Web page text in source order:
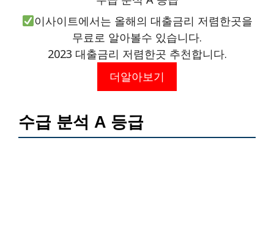
이사이트에서는 올해의 대출금리 저렴한곳을
무료로 알아볼수 있습니다.
2023 대출금리 저렴한곳 추천합니다.
더알아보기
수급 분석 A 등급